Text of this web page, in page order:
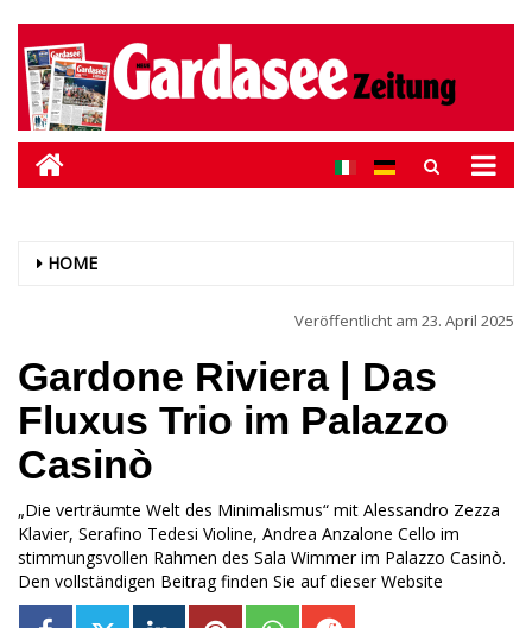
HOME
Veröffentlicht am 23. April 2025
Gardone Riviera | Das
Fluxus Trio im Palazzo
Casinò
„Die verträumte Welt des Minimalismus“ mit Alessandro Zezza
Klavier, Serafino Tedesi Violine, Andrea Anzalone Cello im
stimmungsvollen Rahmen des Sala Wimmer im Palazzo Casinò.
Den vollständigen Beitrag finden Sie auf dieser Website